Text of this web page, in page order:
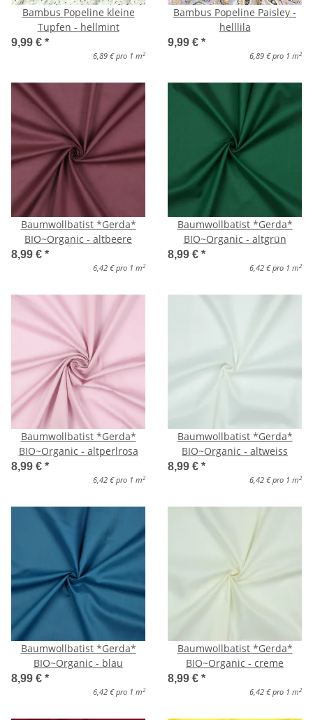
Bambus Popeline kleine
Tupfen - hellmint
9,99 € *
6,89 € pro 1 m 2
Bambus Popeline Paisley -
helllila
9,99 € *
6,89 € pro 1 m 2
Baumwollbatist *Gerda*
BIO~Organic - altbeere
8,99 € *
6,42 € pro 1 m 2
Baumwollbatist *Gerda*
BIO~Organic - altgrün
8,99 € *
6,42 € pro 1 m 2
Baumwollbatist *Gerda*
BIO~Organic - altperlrosa
8,99 € *
6,42 € pro 1 m 2
Baumwollbatist *Gerda*
BIO~Organic - altweiss
8,99 € *
6,42 € pro 1 m 2
Baumwollbatist *Gerda*
BIO~Organic - blau
8,99 € *
6,42 € pro 1 m 2
Baumwollbatist *Gerda*
BIO~Organic - creme
8,99 € *
6,42 € pro 1 m 2